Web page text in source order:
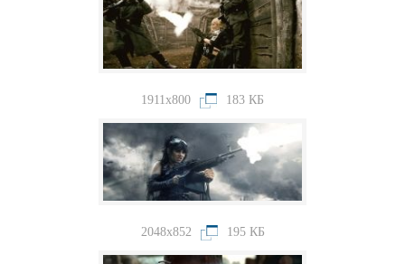
1911x800 183 КБ
2048x852 195 КБ